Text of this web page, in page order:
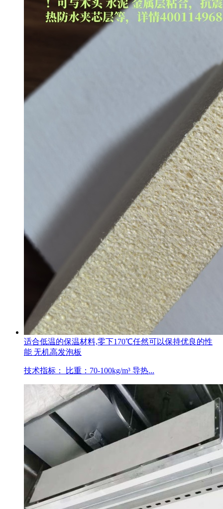
适合低温的保温材料,零下170℃任然可以保持优良的性
能 无机高发泡板
技术指标： 比重：70-100kg/m³ 导热...